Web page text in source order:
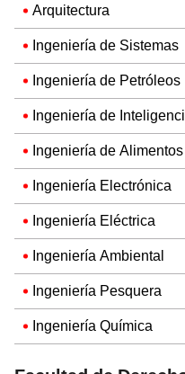
Arquitectura
Ingeniería de Sistemas
Ingeniería de Petróleos
Ingeniería de
Ingeniería de Alimentos
Ingeniería Electrónica
Ingeniería Eléctrica
Ingeniería Ambiental
Ingeniería Pesquera
Ingeniería Química